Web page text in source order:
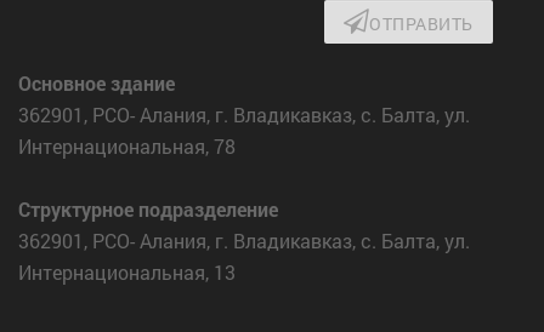
ОТПРАВИТЬ
Основное здание
362901, РСО- Алания, г. Владикавказ, с. Балта, ул.
Интернациональная, 78
Структурное подразделение
362901, РСО- Алания, г. Владикавказ, с. Балта, ул.
Интернациональная, 13